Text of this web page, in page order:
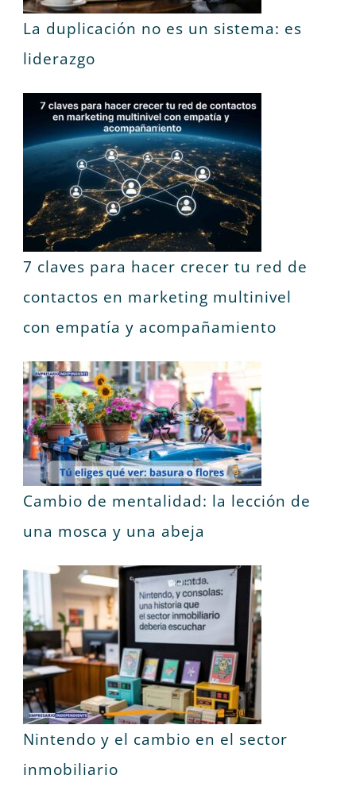
La duplicación no es un sistema: es
liderazgo
7 claves para hacer crecer tu red de
contactos en marketing multinivel
con empatía y acompañamiento
Cambio de mentalidad: la lección de
una mosca y una abeja
Nintendo y el cambio en el sector
inmobiliario